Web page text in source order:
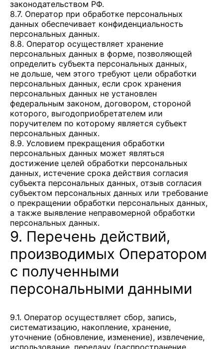
законодательством РФ.
8.7. Оператор при обработке персональных
данных обеспечивает конфиденциальность
персональных данных.
8.8. Оператор осуществляет хранение
персональных данных в форме, позволяющей
определить субъекта персональных данных,
не дольше, чем этого требуют цели обработки
персональных данных, если срок хранения
персональных данных не установлен
федеральным законом, договором, стороной
которого, выгодоприобретателем или
поручителем по которому является субъект
персональных данных.
8.9. Условием прекращения обработки
персональных данных может являться
достижение целей обработки персональных
данных, истечение срока действия согласия
субъекта персональных данных, отзыв согласия
субъектом персональных данных или требование
о прекращении обработки персональных данных,
а также выявление неправомерной обработки
персональных данных.
9. Перечень действий,
производимых Оператором
с полученными
персональными данными
9.1. Оператор осуществляет сбор, запись,
систематизацию, накопление, хранение,
уточнение (обновление, изменение), извлечение,
использование, передачу (распространение,